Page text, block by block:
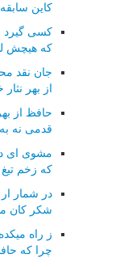
کاین
کسی گیرد
که هیچش
جان نقد
از بهر
حافظ از
قدمی نه
مشوی ای
که زخم
در شمار
شکر کان
ز راه
چرا که